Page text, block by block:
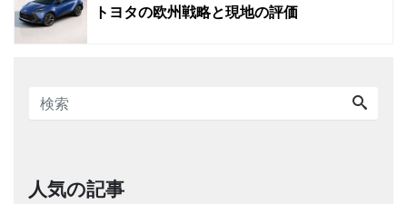
トヨタの欧州戦略と現地の評価
人気の記事